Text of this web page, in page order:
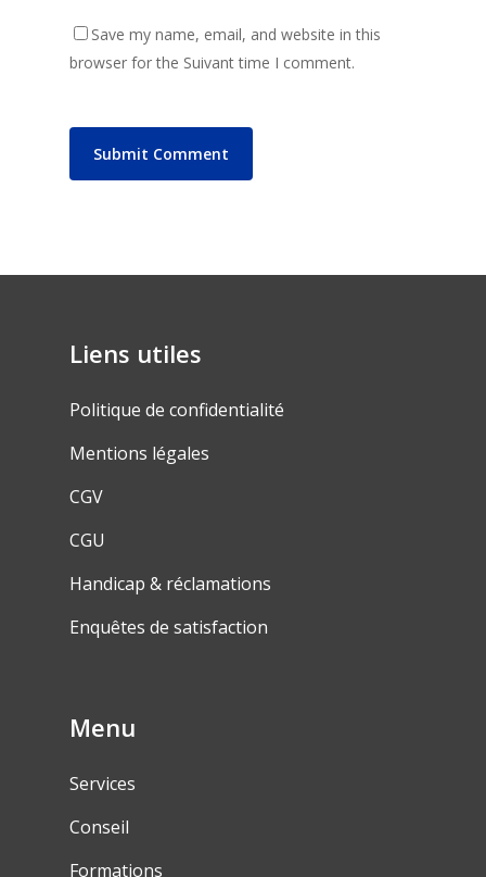
Save my name, email, and website in this
browser for the Suivant time I comment.
Liens utiles
Politique de confidentialité
Mentions légales
CGV
CGU
Handicap & réclamations
Enquêtes de satisfaction
Menu
Services
Conseil
Formations